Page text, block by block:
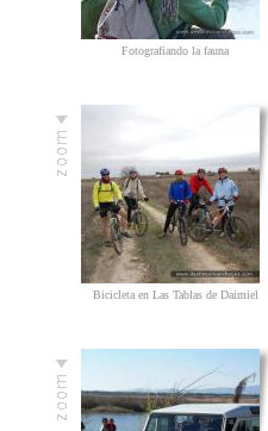
Fotografiando la fauna
Bicicleta en Las Tablas de Daimiel